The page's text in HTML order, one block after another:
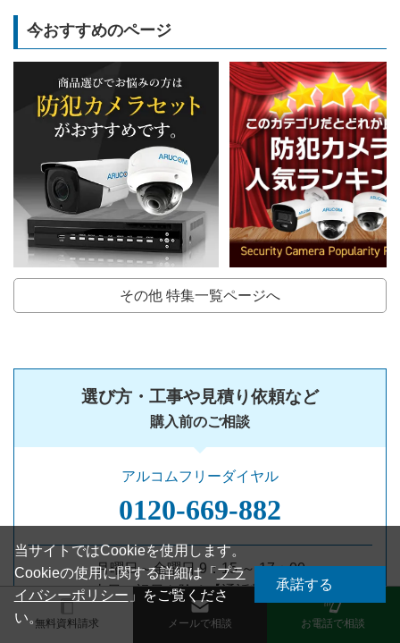
今おすすめのページ
その他 特集一覧ページへ
選び方・工事や見積り依頼など
購入前のご相談
アルコムフリーダイヤル
0120‐669‐882
月曜日～金曜日 9：15 ～ 17：00
土日・祝日を除く【通話料無料】
無料資料請求 メールで相談 お電話で相談
当サイトではCookieを使用します。
Cookieの使用に関する詳細は「プラ
イバシーポリシー 」をご覧くださ
い。
承諾する